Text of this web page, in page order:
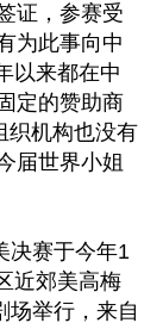
证，参赛受
为此事向中
以来都在中
定的赞助商
织机构也没有
届世界小姐
决赛于今年1
近郊美高梅
场举行，来自